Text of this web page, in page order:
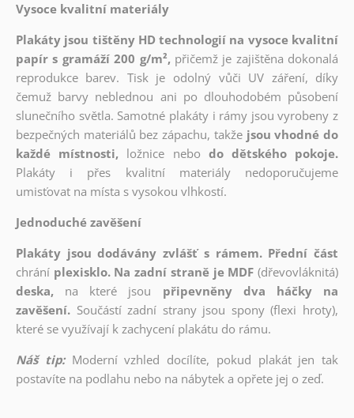
Vysoce kvalitní materiály
Plakáty jsou tištěny HD technologií na vysoce kvalitní
papír s gramáží 200 g/m², přičemž je zajištěna dokonalá
reprodukce barev. Tisk je odolný vůči UV záření, díky
čemuž barvy neblednou ani po dlouhodobém působení
slunečního světla. Samotné plakáty i rámy jsou vyrobeny z
bezpečných materiálů bez zápachu, takže jsou vhodné do
každé místnosti, ložnice nebo do dětského pokoje.
Plakáty i přes kvalitní materiály nedoporučujeme
umisťovat na místa s vysokou vlhkostí.
Jednoduché zavěšení
Plakáty jsou dodávány zvlášť s rámem. Přední část
chrání plexisklo. Na zadní straně je MDF (dřevovláknitá)
deska,
na které jsou
připevněny dva háčky na
zavěšení. Součástí zadní strany jsou spony (flexi hroty),
které se využívají k zachycení plakátu do rámu.
Náš tip: Moderní vzhled docílíte, pokud plakát jen tak
postavíte na podlahu nebo na nábytek a opřete jej o zeď.